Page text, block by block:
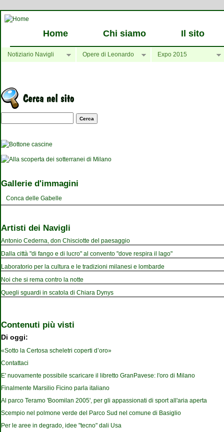
Home Chi siamo Il sito
Notiziario Navigli Opere di Leonardo Expo 2015
Maschera di ricerca
Gallerie d'immagini
Conca delle Gabelle
Artisti dei Navigli
Antonio Cederna, don Chisciotte del paesaggio
Dalla città "di fango e di lucro" al convento "dove respira il lago"
Laboratorio per la cultura e le tradizioni milanesi e lombarde
Noi che si rema contro la notte
Quegli sguardi in scatola di Chiara Dynys
Contenuti più visti
Di oggi:
«Sotto la Certosa scheletri coperti d’oro»
Contattaci
E' nuovamente possibile scaricare il libretto GranPavese: l'oro di Milano
Finalmente Marsilio Ficino parla italiano
Al parco Teramo 'Boomilan 2005', per gli appassionati di sport all'aria aperta
Scempio nel polmone verde del Parco Sud nel comune di Basiglio
Per le aree in degrado, idee "tecno" dali Usa